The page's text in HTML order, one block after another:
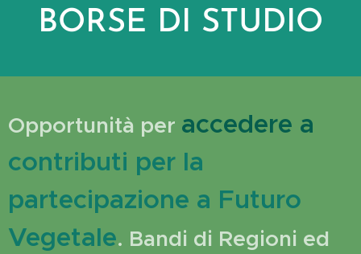
BORSE DI STUDIO
Opportunità per accedere a
contributi per la
partecipazione a Futuro
Vegetale. Bandi di Regioni ed